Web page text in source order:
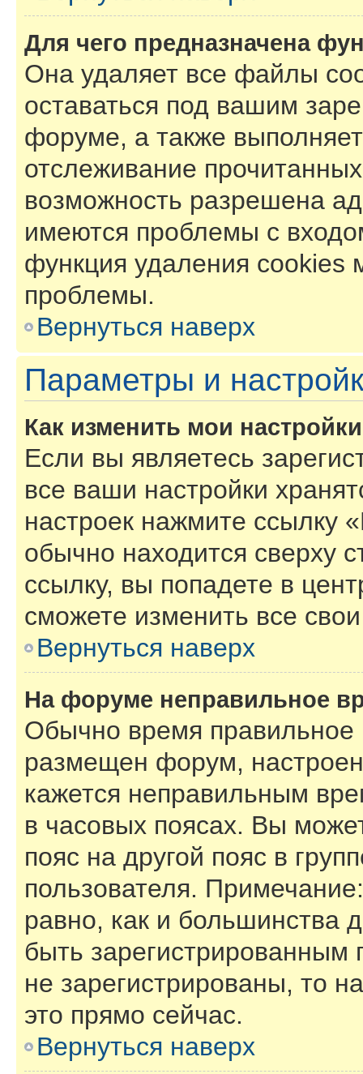
Для чего предназначена
Она удаляет все файлы
оставаться под вашим
форуме, а также
отслеживание
возможность разрешена
имеются проблемы с
функция удаления cookies
проблемы.
Вернуться наверх
Параметры и
Как изменить мои
Если вы являетесь
все ваши настройки
настроек нажмите ссылку
обычно находится сверху
ссылку, вы попадете в
сможете изменить все
Вернуться наверх
На форуме неправильное
Обычно время правильное
размещен форум,
кажется неправильным
в часовых поясах. Вы
пояс на другой пояс в
пользователя.
равно, как и большинства
быть
не зарегистрированы, то
это прямо сейчас.
Вернуться наверх